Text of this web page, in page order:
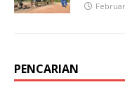
PENCARIAN